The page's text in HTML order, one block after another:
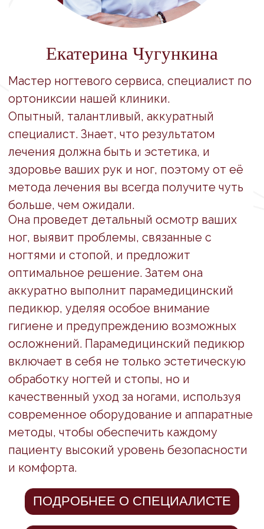
Режим работы:
09:00–21:00
ежедневно
Адрес: ул. Шаболовка, 23/1
Телефон: +7 495 988-83-35
ДРУГИЕ НОВОСТИ